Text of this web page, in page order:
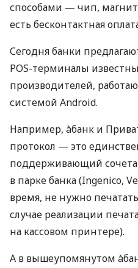
способами — чип,
есть бесконтактная
Сегодня банки
POS-терминалы
производителей,
системой Android.
Например, àбанк и
протокол — это
поддерживающий
в парке банка (Ingenico,
время, не нужно
случае реализации
на кассовом принтере).
А в вышеупомянутом